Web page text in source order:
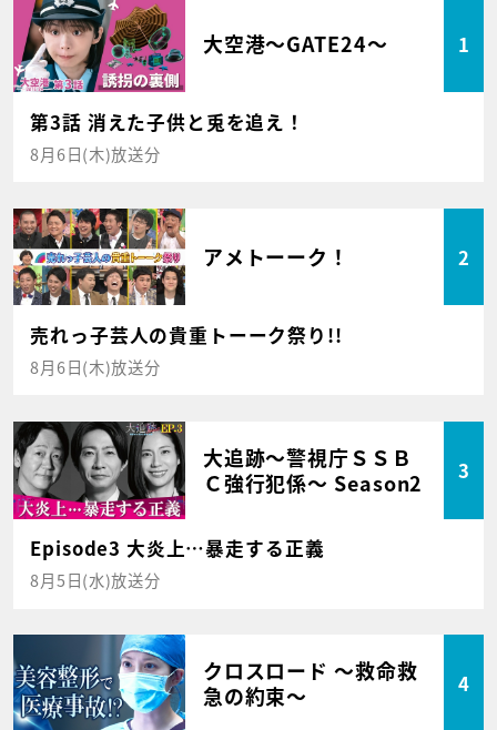
大空港～GATE24～ 1
第3話 消えた子供と兎を追え！
8月6日(木)放送分
アメトーーク！ 2
売れっ子芸人の貴重トーーク祭り!!
8月6日(木)放送分
大追跡～警視庁ＳＳＢ
Ｃ強行犯係～ Season2
3
Episode3 大炎上…暴走する正義
8月5日(水)放送分
クロスロード ～救命救
急の約束～
4